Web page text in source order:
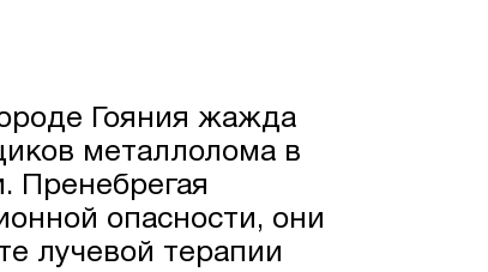
Гояния жажда
металлолома в
Пренебрегая
опасности, они
лучевой терапии